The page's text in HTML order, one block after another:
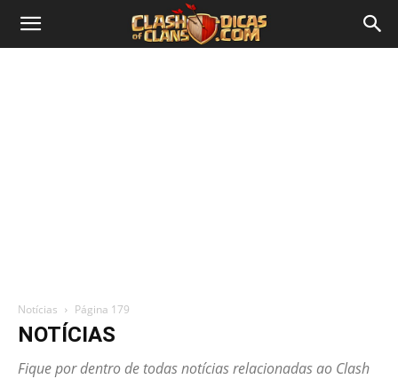
Notícias Página 179
NOTÍCIAS
Fique por dentro de todas notícias relacionadas ao Clash